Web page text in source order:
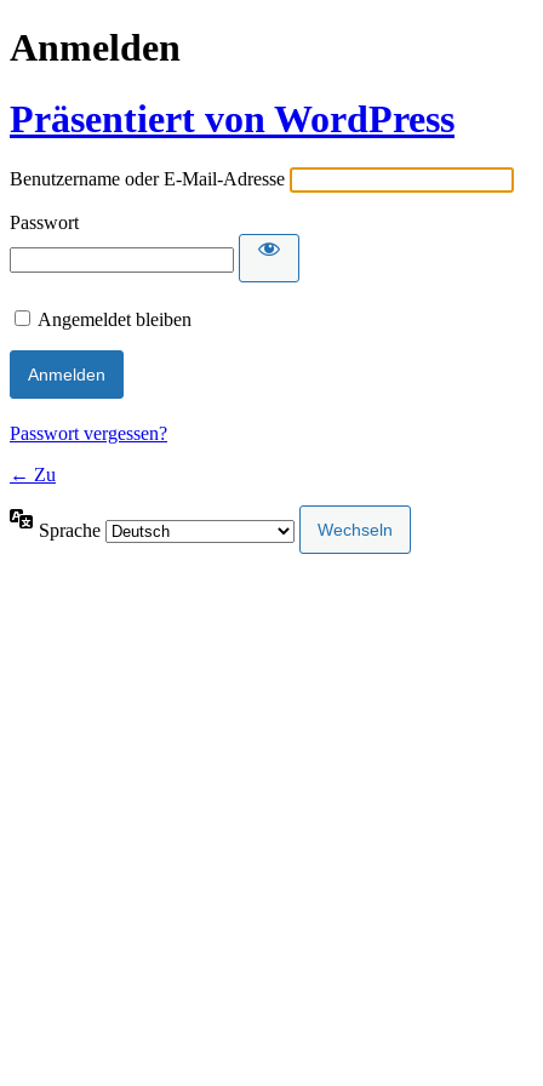
Anmelden
Präsentiert von WordPress
Benutzername oder E-Mail-Adresse
Passwort
Angemeldet bleiben
Passwort vergessen?
← Zu
Sprache